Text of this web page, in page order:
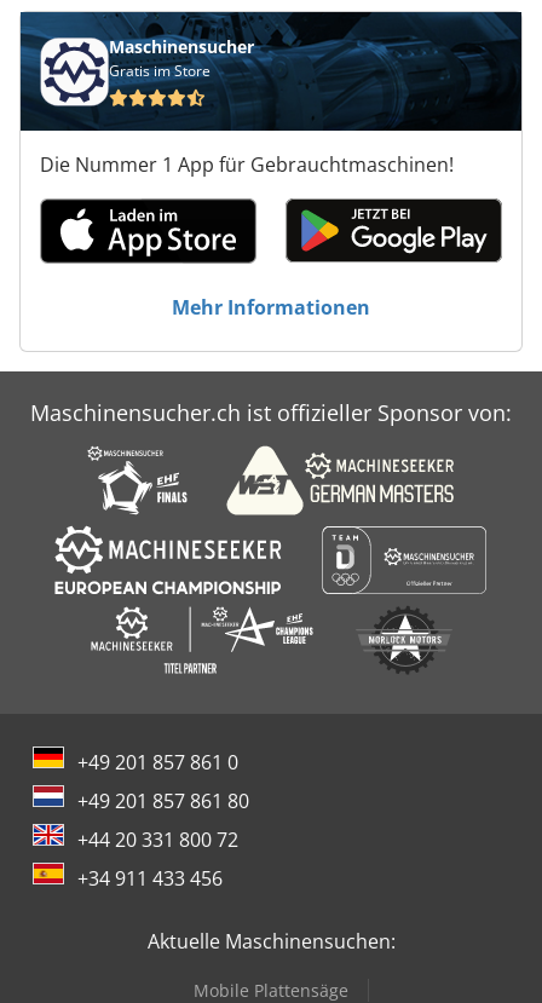
Maschinensucher
Gratis im Store
Die Nummer 1 App für Gebrauchtmaschinen!
Mehr Informationen
Maschinensucher.ch ist offizieller Sponsor von:
+49 201 857 861 0
+49 201 857 861 80
+44 20 331 800 72
+34 911 433 456
Aktuelle Maschinensuchen:
Mobile Plattensäge